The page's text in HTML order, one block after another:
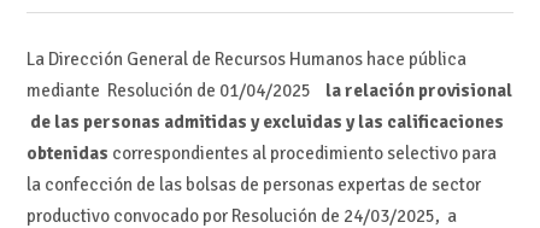
La Dirección General de Recursos Humanos hace pública
mediante Resolución de 01/04/2025 la relación provisional
de las personas admitidas y excluidas y las calificaciones
obtenidas correspondientes al procedimiento selectivo para
la confección de las bolsas de personas expertas de sector
productivo convocado por Resolución de 24/03/2025, a